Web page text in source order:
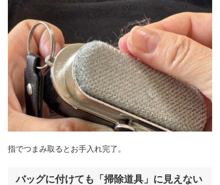
指でつまみ取るとお手入れ完了。
バッグに付けても「掃除道具」に見えない